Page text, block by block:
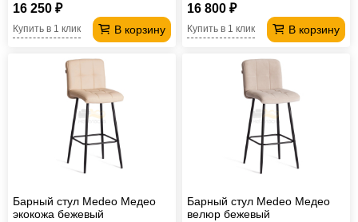
16 250 ₽
В корзину
Купить в 1 клик
16 800 ₽
В корзину
Купить в 1 клик
Барный стул Medeo Медео
экокожа бежевый
Барный стул Medeo Медео
велюр бежевый